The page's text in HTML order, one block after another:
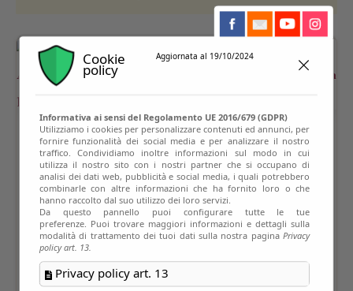
Cookie
policy
Aggiornata al 19/10/2024
Informativa ai sensi del Regolamento UE 2016/679 (GDPR)
Utilizziamo i cookies per personalizzare contenuti ed annunci, per
fornire funzionalità dei social media e per analizzare il nostro
traffico. Condividiamo inoltre informazioni sul modo in cui
utilizza il nostro sito con i nostri partner che si occupano di
analisi dei dati web, pubblicità e social media, i quali potrebbero
combinarle con altre informazioni che ha fornito loro o che
hanno raccolto dal suo utilizzo dei loro servizi.
Da questo pannello puoi configurare tutte le tue
preferenze. Puoi trovare maggiori informazioni e dettagli sulla
modalità di trattamento dei tuoi dati sulla nostra paginaPrivacy
policy art. 13.
Privacy policy art. 13